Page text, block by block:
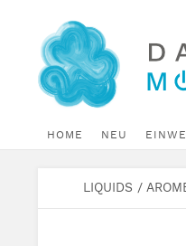
HOME NEU
LIQUIDS /